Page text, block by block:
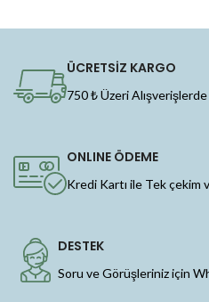
ÜCRETSİZ KARGO
750 ₺ Üzeri
ONLINE ÖDEME
Kredi Kartı ile Tek çekim
DESTEK
Soru ve Görüşleriniz için